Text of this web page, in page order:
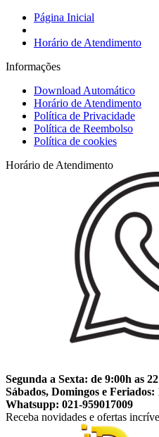
Página Inicial
Horário de Atendimento
Informações
Download Automático
Horário de Atendimento
Política de Privacidade
Política de Reembolso
Política de cookies
Horário de Atendimento
Segunda a Sexta: de 9:00h as
Sábados, Domingos e Feriados:
Whatsupp: 021-959017009
Receba novidades e ofertas